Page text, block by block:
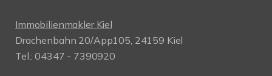
Immobilienmakler Kiel
Drachenbahn 20/App105, 24159 Kiel
Tel.: 04347 - 7390920